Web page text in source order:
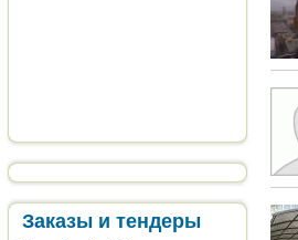
Заказы и тендеры